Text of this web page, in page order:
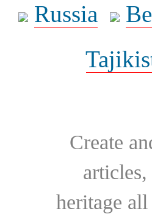
Russia
Create
heritage